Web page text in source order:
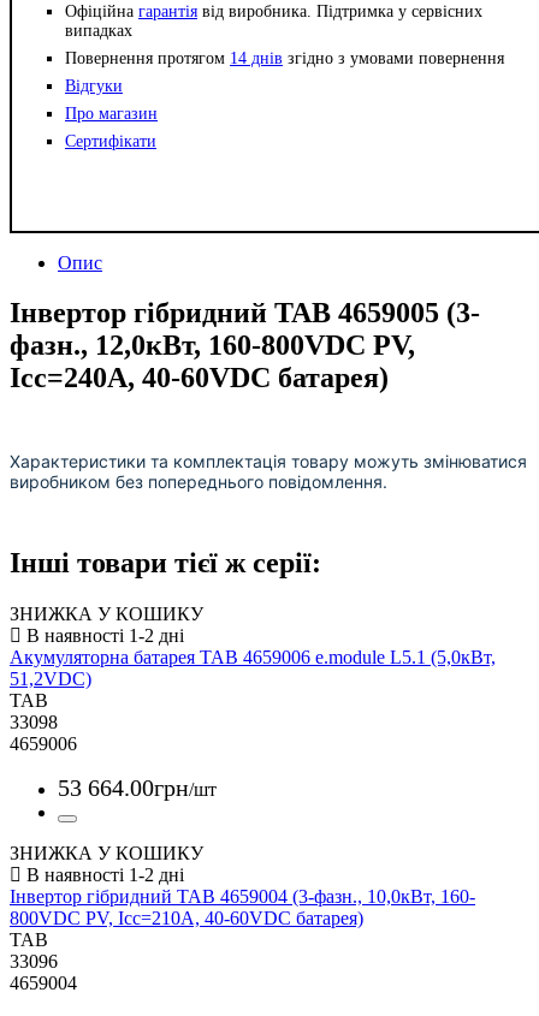
Офіційна гарантія від виробника. Підтримка у сервісних
випадках
Повернення протягом 14 днів згідно з умовами повернення
Відгуки
Про магазин
Сертифікати
Опис
Інвертор гібридний TAB 4659005 (3-
фазн., 12,0кВт, 160-800VDC PV,
Icc=240A, 40-60VDC батарея)
Характеристики та комплектація товару можуть змінюватися
виробником без попереднього повідомлення.
Інші товари тієї ж серії:
ЗНИЖКА У КОШИКУ
Акумуляторна батарея TAB 4659006 e.module L5.1 (5,0кВт,
51,2VDC)
TAB
33098
4659006
53 664.00грн/шт
ЗНИЖКА У КОШИКУ
Інвертор гібридний TAB 4659004 (3-фазн., 10,0кВт, 160-
800VDC PV, Icc=210A, 40-60VDC батарея)
TAB
33096
4659004